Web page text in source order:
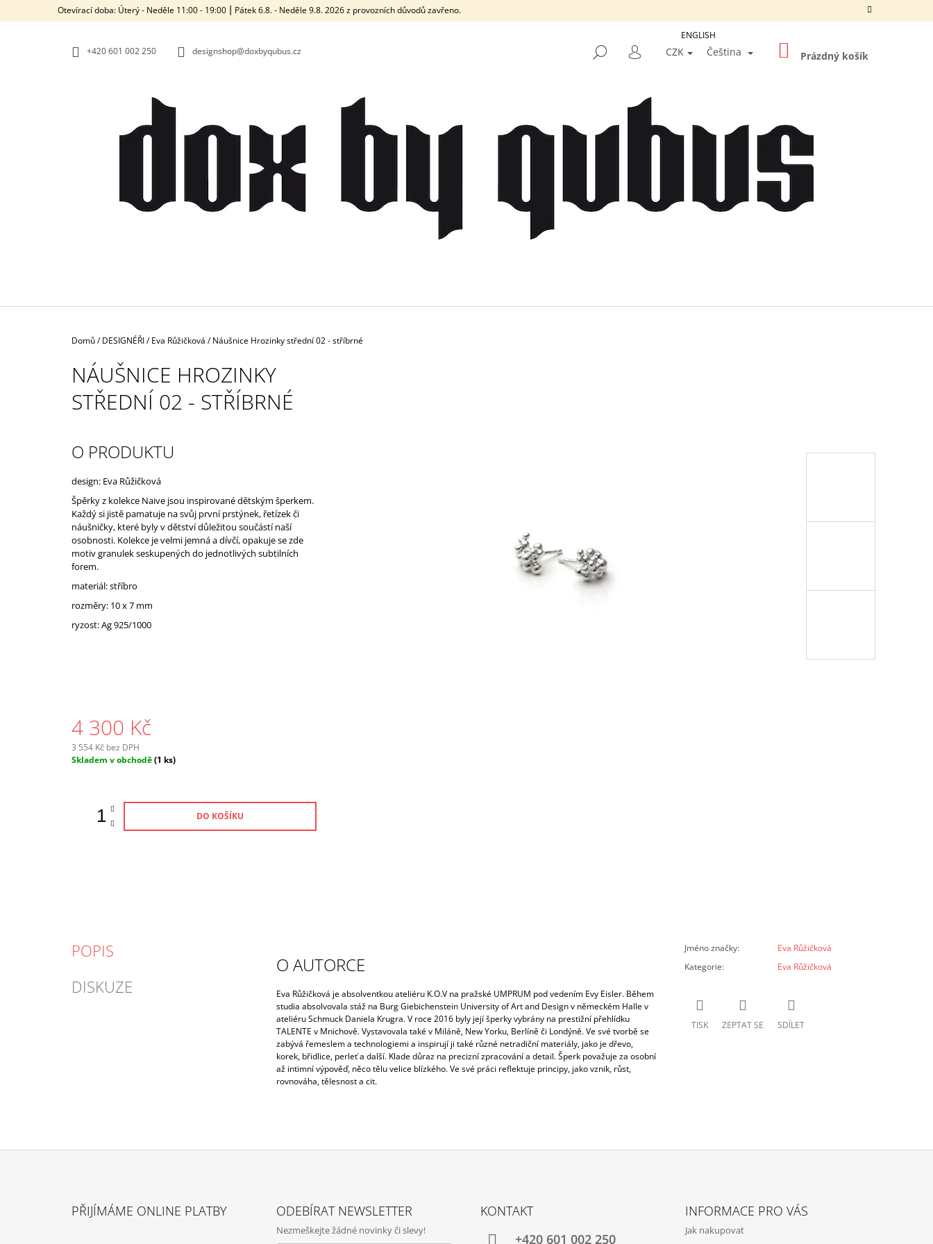
Otevírací doba: Úterý - Neděle 11:00 - 19:00 ⎮ Pátek 6.8. - Neděle 9.8. 2026 z provozních důvodů zavřeno.
+420‭ 601 002 250 designshop@doxbyqubus.cz HLEDAT
PŘIHLÁŠENÍ
CZK Čeština NÁKUPNÍ
KOŠÍK
Prázdný košík
Domů/ DESIGNÉŘI/ Eva Růžičková / Náušnice Hrozinky střední 02 - stříbrné
NÁUŠNICE HROZINKY
STŘEDNÍ 02 - STŘÍBRNÉ
O PRODUKTU
design: Eva Růžičková
Špěrky z kolekce Naive jsou inspirované dětským šperkem.
Každý si jistě pamatuje na svůj první prstýnek, řetízek či
náušničky, které byly v dětství důležitou součástí naší
osobnosti. Kolekce je velmi jemná a dívčí, opakuje se zde
motiv granulek seskupených do jednotlivých subtilních
forem.
materiál: stříbro
rozměry: 10 x 7 mm
ryzost: Ag 925/1000
4 300 Kč
3 554 Kč bez DPH
Měrná
Skladem v obchodě(1 ks)
DO KOŠÍKU
POPIS
DISKUZE
O AUTORCE
Eva Růžičková je absolventkou ateliéru K.O.V na pražské UMPRUM pod vedením Evy Eisler. Během
studia absolvovala stáž na Burg Giebichenstein University of Art and Design v německém Halle v
ateliéru Schmuck Daniela Krugra. V roce 2016 byly její šperky vybrány na prestižní přehlídku
TALENTE v Mnichově. Vystavovala také v Miláně, New Yorku, Berlíně či Londýně.Ve své tvorbě se
zabývá řemeslem a technologiemi a inspirují ji také různé netradiční materiály, jako je dřevo,
korek, břidlice, perleť a další. Klade důraz na precizní zpracování a detail. Šperk považuje za osobní
až intimní výpověď, něco tělu velice blízkého. Ve své práci reflektuje principy, jako vznik, růst,
rovnováha, tělesnost a cit.
Jméno značky:
Eva Růžičková
Kategorie: Eva Růžičková
TISK ZEPTAT SE SDÍLET
O
DOPORUČUJEME
PŘIJÍMÁME ONLINE PLATBY ODEBÍRAT NEWSLETTER
Nezmeškejte žádné novinky či slevy!
KONTAKT
+420‭ 601 002 250
INFORMACE PRO VÁS
Jak nakupovat
ENGLISH